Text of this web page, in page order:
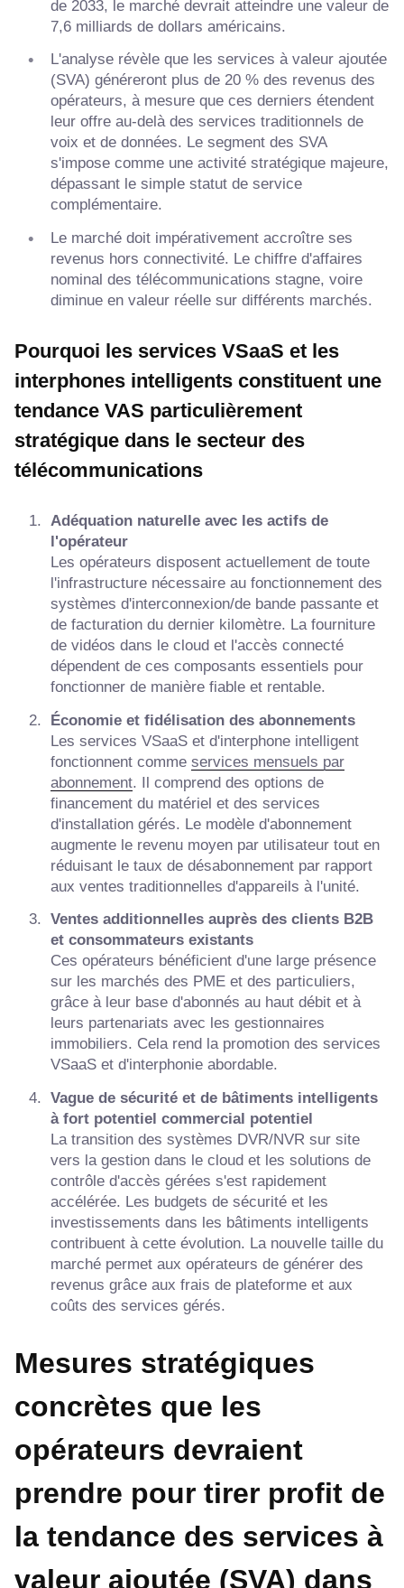
de 2033, le marché devrait atteindre une valeur de
7,6 milliards de dollars américains.
L'analyse révèle que les services à valeur ajoutée
(SVA) généreront plus de 20 % des revenus des
opérateurs, à mesure que ces derniers étendent
leur offre au-delà des services traditionnels de
voix et de données. Le segment des SVA
s'impose comme une activité stratégique majeure,
dépassant le simple statut de service
complémentaire.
Le marché doit impérativement accroître ses
revenus hors connectivité. Le chiffre d'affaires
nominal des télécommunications stagne, voire
diminue en valeur réelle sur différents marchés.
Pourquoi les services VSaaS et les
interphones intelligents constituent une
tendance VAS particulièrement
stratégique dans le secteur des
télécommunications
Adéquation naturelle avec les actifs de
l'opérateur
Les opérateurs disposent actuellement de toute
l'infrastructure nécessaire au fonctionnement des
systèmes d'interconnexion/de bande passante et
de facturation du dernier kilomètre. La fourniture
de vidéos dans le cloud et l'accès connecté
dépendent de ces composants essentiels pour
fonctionner de manière fiable et rentable.
Économie et fidélisation des abonnements
Les services VSaaS et d'interphone intelligent
fonctionnent comme services mensuels par
abonnement. Il comprend des options de
financement du matériel et des services
d'installation gérés. Le modèle d'abonnement
augmente le revenu moyen par utilisateur tout en
réduisant le taux de désabonnement par rapport
aux ventes traditionnelles d'appareils à l'unité.
Ventes additionnelles auprès des clients B2B
et consommateurs existants
Ces opérateurs bénéficient d'une large présence
sur les marchés des PME et des particuliers,
grâce à leur base d'abonnés au haut débit et à
leurs partenariats avec les gestionnaires
immobiliers. Cela rend la promotion des services
VSaaS et d'interphonie abordable.
Vague de sécurité et de bâtiments intelligents
à fort potentiel commercial potentiel
La transition des systèmes DVR/NVR sur site
vers la gestion dans le cloud et les solutions de
contrôle d'accès gérées s'est rapidement
accélérée. Les budgets de sécurité et les
investissements dans les bâtiments intelligents
contribuent à cette évolution. La nouvelle taille du
marché permet aux opérateurs de générer des
revenus grâce aux frais de plateforme et aux
coûts des services gérés.
Mesures stratégiques
concrètes que les
opérateurs devraient
prendre pour tirer profit de
la tendance des services à
valeur ajoutée (SVA) dans